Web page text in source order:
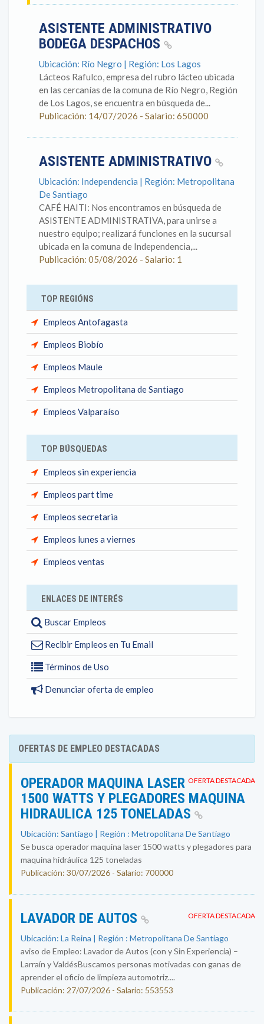
ASISTENTE ADMINISTRATIVO
BODEGA DESPACHOS
Ubicación: Río Negro | Región: Los Lagos
Lácteos Rafulco, empresa del rubro lácteo ubicada
en las cercanías de la comuna de Río Negro, Región
de Los Lagos, se encuentra en búsqueda de...
Publicación: 14/07/2026 - Salario: 650000
ASISTENTE ADMINISTRATIVO
Ubicación: Independencia | Región: Metropolitana
De Santiago
CAFÉ HAITI: Nos encontramos en búsqueda de
ASISTENTE ADMINISTRATIVA, para unirse a
nuestro equipo; realizará funciones en la sucursal
ubicada en la comuna de Independencia,...
Publicación: 05/08/2026 - Salario: 1
TOP REGIÓNS
Empleos Antofagasta
Empleos Biobío
Empleos Maule
Empleos Metropolitana de Santiago
Empleos Valparaíso
TOP BÚSQUEDAS
Empleos sin experiencia
Empleos part time
Empleos secretaria
Empleos lunes a viernes
Empleos ventas
ENLACES DE INTERÉS
Buscar Empleos
Recibir Empleos en Tu Email
Términos de Uso
Denunciar oferta de empleo
OFERTAS DE EMPLEO DESTACADAS
OFERTA DESTACADA
OPERADOR MAQUINA LASER
1500 WATTS Y PLEGADORES MAQUINA
HIDRAULICA 125 TONELADAS
Ubicación: Santiago | Región : Metropolitana De Santiago
Se busca operador maquina laser 1500 watts y plegadores para
maquina hidráulica 125 toneladas
Publicación: 30/07/2026 - Salario: 700000
OFERTA DESTACADA
LAVADOR DE AUTOS
Ubicación: La Reina | Región : Metropolitana De Santiago
aviso de Empleo: Lavador de Autos (con y Sin Experiencia) –
Larraín y ValdésBuscamos personas motivadas con ganas de
aprender el oficio de limpieza automotriz....
Publicación: 27/07/2026 - Salario: 553553